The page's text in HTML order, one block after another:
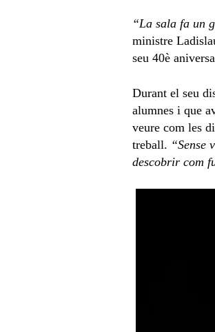
“La sala fa un
ministre
seu 40è
Durant el seu
alumnes i que
veure com les
treball. “Sense
descobrir com